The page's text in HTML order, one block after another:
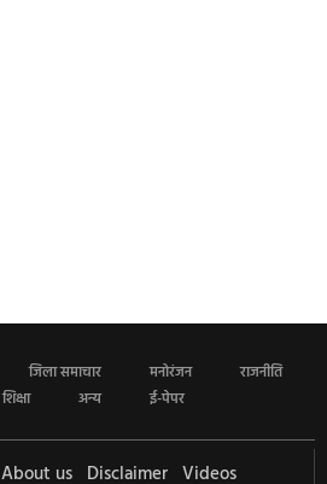
जिला समाचार मनोरंजन
राजनीति
शिक्षा अन्य ई-पेपर
About us Disclaimer Videos